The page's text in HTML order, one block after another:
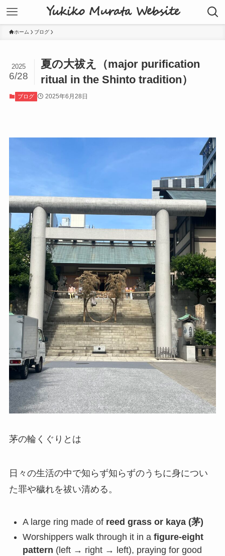
Yukiko Murata Website
ホーム ブログ
夏の大祓え（major purification
ritual in the Shinto tradition）
2025
6/28
ブログ 2025年6月28日
茅の輪くぐりとは
日々の生活の中で知らず知らずのうちに身につい
た罪や穢れを祓い清める。
A large ring made of reed grass or kaya (茅)
Worshippers walk through it in a figure-eight
pattern (left → right → left), praying for good